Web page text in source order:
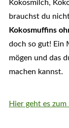
Kokosmilch,
brauchst du
Kokosmuffins
doch so gut! Ein
mögen und das
machen kannst.
Hier geht es zum